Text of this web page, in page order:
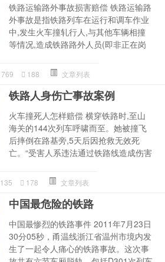
铁路运输路外事故损害赔偿 铁路运输路
外事故是指铁路列车在运行和调车作业
中,发生火车撞轧行人,与其他车辆相撞
等情况,造成铁路路外人员(即非正在岗
769 188 文章列表
铁路人身伤亡事故案例
火车撞死人怎样赔偿 横穿铁路时,至山
海关的144次列车呼啸而至。她被撞飞
后摔倒在路基旁,5天后因抢救无效死
亡。“受害人系违法通过铁路线造成伤害
135 178 文章列表
中国最危险的铁路
中国最惨烈的铁路事件 2011年7月23日
30分05秒，甬温线浙江省温州市境内发
生了一起令人痛心的铁路事故。这次事